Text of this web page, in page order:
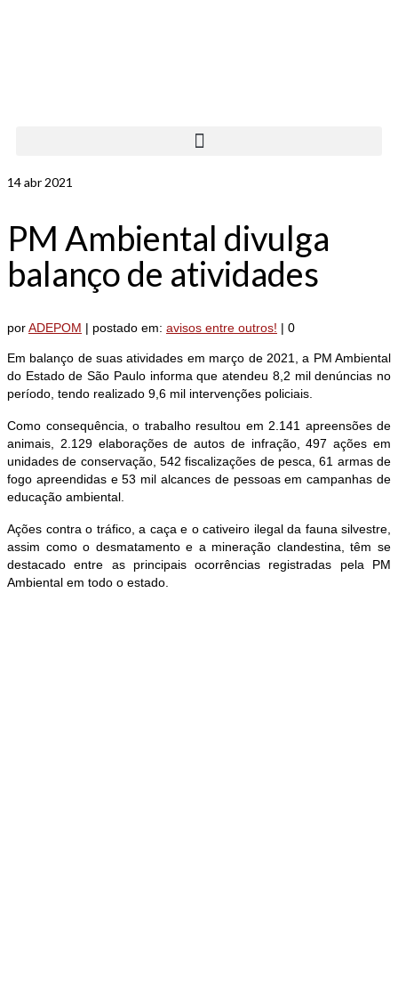
14abr 2021
PM Ambiental divulga
balanço de atividades
porADEPOM | postado em: avisos entre outros! | 0
Em balanço de suas atividades em março de 2021, a PM Ambiental
do Estado de São Paulo informa que atendeu 8,2 mil denúncias no
período, tendo realizado 9,6 mil intervenções policiais.
Como consequência, o trabalho resultou em 2.141 apreensões de
animais, 2.129 elaborações de autos de infração, 497 ações em
unidades de conservação, 542 fiscalizações de pesca, 61 armas de
fogo apreendidas e 53 mil alcances de pessoas em campanhas de
educação ambiental.
Ações contra o tráfico, a caça e o cativeiro ilegal da fauna silvestre,
assim como o desmatamento e a mineração clandestina, têm se
destacado entre as principais ocorrências registradas pela PM
Ambiental em todo o estado.